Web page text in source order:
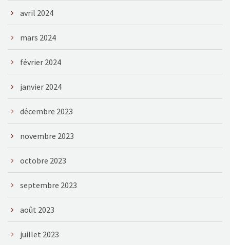
avril 2024
mars 2024
février 2024
janvier 2024
décembre 2023
novembre 2023
octobre 2023
septembre 2023
août 2023
juillet 2023